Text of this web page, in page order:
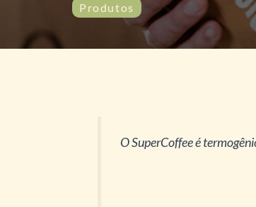
Produtos
O SuperCoffee é